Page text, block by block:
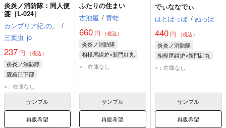
炎炎ノ消防隊：同人便
箋［L-024］
カンブリア紀,の。
/
三葉虫 jo
237 円 （税込）
炎炎ノ消防隊
森羅日下部
アーサー・ボイル
×：在庫なし
サンプル
再販希望
ふたりの住まい
古池屋 / 青蛙
660 円 （税込）
炎炎ノ消防隊
相模屋紺炉×新門紅丸
相模屋紺炉
×：在庫なし
サンプル
再販希望
でぃななでぃ
はとぽっぽ / ぬっぽ
440円 （税込）
炎炎ノ消防隊
相模屋紺炉×新門紅丸
相模屋紺炉
×：在庫なし
サンプル
再販希望